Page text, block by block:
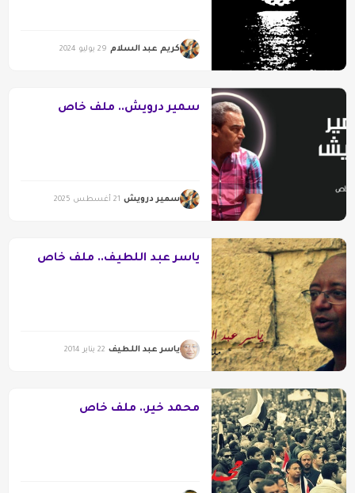
كريم عبد السلام 29 يوليو 2024
سمير درويش.. ملف خاص
سمير درويش 21 أغسطس 2025
ياسر عبد اللطيف.. ملف خاص
ياسر عبد اللطيف 22 يناير 2014
محمد خير.. ملف خاص